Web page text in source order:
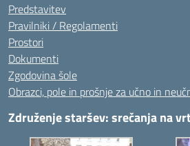
Predstavitev
Pravilniki / Regolamenti
Prostori
Dokumenti
Zgodovina šole
Obrazci, pole in prošnje za učno in
Združenje staršev: srečanja na